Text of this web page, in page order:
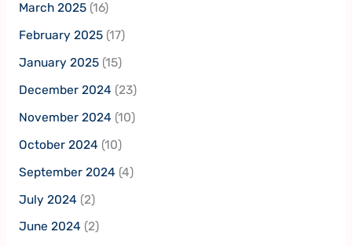
March 2025(16)
February 2025(17)
January 2025(15)
December 2024 (23)
November 2024 (10)
October 2024 (10)
September 2024 (4)
July 2024 (2)
June 2024 (2)